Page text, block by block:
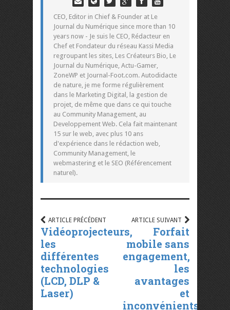
CEO, Editor in Chief & Founder at Le
Journal du Numérique since more than 10
years now - Je suis le CEO, Rédacteur en
Chef et Fondateur du réseau Kassi Media
regroupant les sites, Les Créateurs Bio, Le
Journal du Numérique, Actu-Gamer,
ZoneWP et Journal-Foot.com. Autodidacte
de nature, je me forme régulièrement
dans le Marketing Digital, la gestion de
projet, de même que dans ce qui touche
au Community Management, au
Developpement Web. Cela fait maintenant
15 sur le web, avec plus 10 ans
d'expérience dans le rédaction web,
Community Management, le
webmastering et le SEO (Référencement
naturel).
ARTICLE PRÉCÉDENT
Vidéoprojecteurs,
les
différentes
technologies
(LCD, DLP &
Laser)
ARTICLE SUIVANT
Forfait
mobile sans
engagement,
les
avantages
et
inconvénients